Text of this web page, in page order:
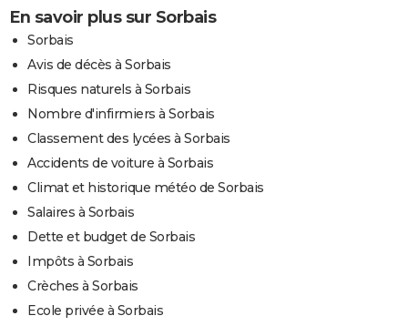
En savoir plus sur Sorbais
Sorbais
Avis de décès à Sorbais
Risques naturels à Sorbais
Nombre d'infirmiers à Sorbais
Classement des lycées à Sorbais
Accidents de voiture à Sorbais
Climat et historique météo de Sorbais
Salaires à Sorbais
Dette et budget de Sorbais
Impôts à Sorbais
Crèches à Sorbais
Ecole privée à Sorbais